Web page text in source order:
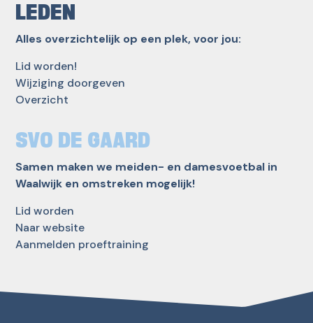
LEDEN
Alles overzichtelijk op een plek, voor jou:
Lid worden!
Wijziging doorgeven
Overzicht
SVO DE GAARD
Samen maken we meiden- en damesvoetbal in
Waalwijk en omstreken mogelijk!
Lid worden
Naar website
Aanmelden proeftraining